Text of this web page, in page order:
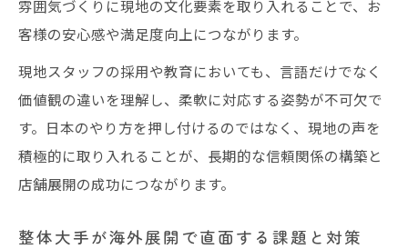
雰囲気づくりに現地の文化要素を取り入れることで、お
客様の安心感や満足度向上につながります。
現地スタッフの採用や教育においても、言語だけでなく
価値観の違いを理解し、柔軟に対応する姿勢が不可欠で
す。日本のやり方を押し付けるのではなく、現地の声を
積極的に取り入れることが、長期的な信頼関係の構築と
店舗展開の成功につながります。
整体大手が海外展開で直面する課題と対策